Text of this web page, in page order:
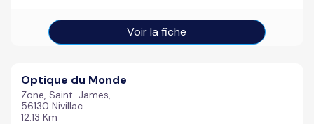
Voir la fiche
Optique du Monde
Zone, Saint-James,
56130 Nivillac
12.13 Km